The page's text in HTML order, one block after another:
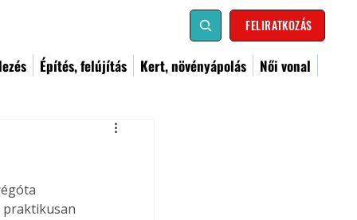
FELIRATKOZÁS
Építés, felújítás Kert, növényápolás Női vonal
praktikusan